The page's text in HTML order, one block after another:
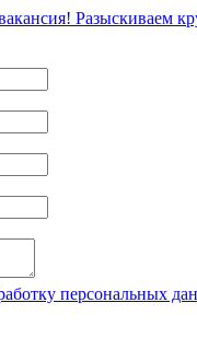
Разыскиваем
персональных